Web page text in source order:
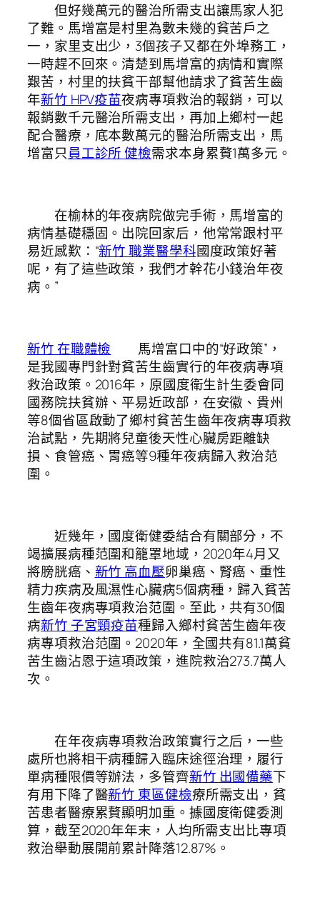
但好幾萬元的醫治所需支出讓馬家人犯
了難。馬增富是村里為數未幾的貧苦戶之
一，家里支出少，3個孩子又都在外埠務工，
一時趕不回來。清楚到馬增富的病情和實際
艱苦，村里的扶貧干部幫他請求了貧苦生齒
年新竹 HPV疫苗夜病專項救治的報銷，可以
報銷數千元醫治所需支出，再加上鄉村一起
配合醫療，底本數萬元的醫治所需支出，馬
增富只員工診所 健檢需求本身累贅1萬多元。
在榆林的年夜病院做完手術，馬增富的
病情基礎穩固。出院回家后，他常常跟村平
易近感歎：“新竹 職業醫學科國度政策好著
呢，有了這些政策，我們才幹花小錢治年夜
病。”
新竹 在職體檢 馬增富口中的“好政策”，
是我國專門針對貧苦生齒實行的年夜病專項
救治政策。2016年，原國度衛生計生委會同
國務院扶貧辦、平易近政部，在安徽、貴州
等8個省區啟動了鄉村貧苦生齒年夜病專項救
治試點，先期將兒童後天性心臟房距離缺
損、食管癌、胃癌等9種年夜病歸入救治范
圍。
近幾年，國度衛健委結合有關部分，不
竭擴展病種范圍和籠罩地域，2020年4月又
將膀胱癌、 新竹 高血壓卵巢癌、腎癌、重性
精力疾病及風濕性心臟病5個病種，歸入貧苦
生齒年夜病專項救治范圍。至此，共有30個
病新竹 子宮頸疫苗種歸入鄉村貧苦生齒年夜
病專項救治范圍。2020年，全國共有81.1萬貧
苦生齒沾恩于這項政策，進院救治273.7萬人
次。
在年夜病專項救治政策實行之后，一些
處所也將相干病種歸入臨床途徑治理，履行
單病種限價等辦法，多管齊新竹 出國備藥下
有用下降了醫新竹 東區健檢療所需支出，貧
苦患者醫療累贅顯明加重。據國度衛健委測
算，截至2020年年末，人均所需支出比專項
救治舉動展開前累計降落12.87%。